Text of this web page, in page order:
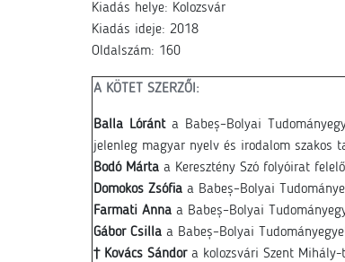
Kiadás helye: Kolozsvár
Kiadás ideje: 2018
Oldalszám: 160
A KÖTET SZERZŐI:
Balla Lóránta Babeș–Bolyai
jelenleg magyar nyelv és irodalom szakos
Bodó Márta a Keresztény Szó folyóirat
Domokos Zsófia a Babeș–Bolyai
Farmati Anna a Babeș–Bolyai
Gábor Csilla a Babeș–Bolyai
† Kovács Sándora kolozsvári Szent Mihály-